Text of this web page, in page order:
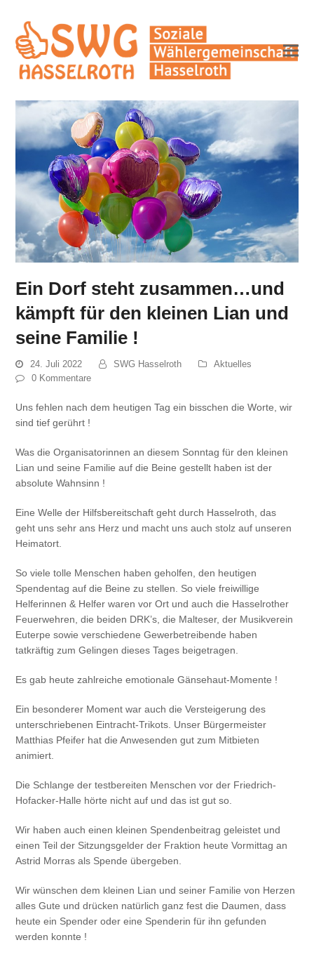
Ein Dorf steht zusammen…und
kämpft für den kleinen Lian und
seine Familie !
24. Juli 2022 SWG Hasselroth
Aktuelles
0 Kommentare
Uns fehlen nach dem heutigen Tag ein bisschen die Worte, wir
sind tief gerührt !
Was die Organisatorinnen an diesem Sonntag für den kleinen
Lian und seine Familie auf die Beine gestellt haben ist der
absolute Wahnsinn !
Eine Welle der Hilfsbereitschaft geht durch Hasselroth, das
geht uns sehr ans Herz und macht uns auch stolz auf unseren
Heimatort.
So viele tolle Menschen haben geholfen, den heutigen
Spendentag auf die Beine zu stellen. So viele freiwillige
Helferinnen & Helfer waren vor Ort und auch die Hasselrother
Feuerwehren, die beiden DRK’s, die Malteser, der Musikverein
Euterpe sowie verschiedene Gewerbetreibende haben
tatkräftig zum Gelingen dieses Tages beigetragen.
Es gab heute zahlreiche emotionale Gänsehaut-Momente !
Ein besonderer Moment war auch die Versteigerung des
unterschriebenen Eintracht-Trikots. Unser Bürgermeister
Matthias Pfeifer hat die Anwesenden gut zum Mitbieten
animiert.
Die Schlange der testbereiten Menschen vor der Friedrich-
Hofacker-Halle hörte nicht auf und das ist gut so.
Wir haben auch einen kleinen Spendenbeitrag geleistet und
einen Teil der Sitzungsgelder der Fraktion heute Vormittag an
Astrid Morras als Spende übergeben.
Wir wünschen dem kleinen Lian und seiner Familie von Herzen
alles Gute und drücken natürlich ganz fest die Daumen, dass
heute ein Spender oder eine Spenderin für ihn gefunden
werden konnte !